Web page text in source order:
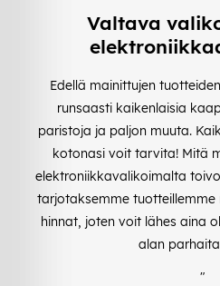
Valtava
Edellä mainittujen
runsaasti kaikenlaisia
paristoja ja paljon muuta.
kotonasi voit tarvita! Mitä
elektroniikkavalikoimalta
tarjotaksemme
hinnat, joten voit lähes aina
alan
"